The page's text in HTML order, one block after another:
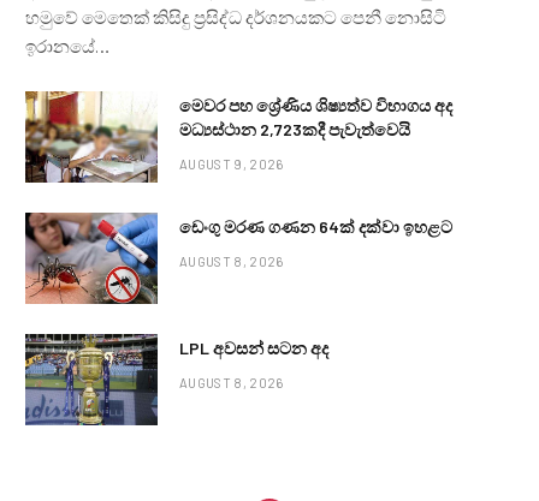
හමුවේ මෙතෙක් කිසිදු ප්‍රසිද්ධ දර්ශනයකට පෙනී නොසිටි
ඉරානයේ…
මෙවර පහ ශ්‍රේණිය ශිෂ්‍යත්ව විභාගය අද
මධ්‍යස්ථාන 2,723කදී පැවැත්වෙයි
AUGUST 9, 2026
ඩෙංගු මරණ ගණන 64ක් දක්වා ඉහළට
AUGUST 8, 2026
LPL අවසන් සටන අද
AUGUST 8, 2026